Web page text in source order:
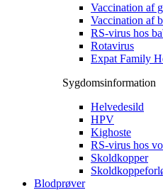
Vaccination af
Vaccination af
RS-virus hos
Rotavirus
Expat Family
Sygdomsinformation
Helvedesild
HPV
Kighoste
RS-virus hos
Skoldkopper
Blodprøver